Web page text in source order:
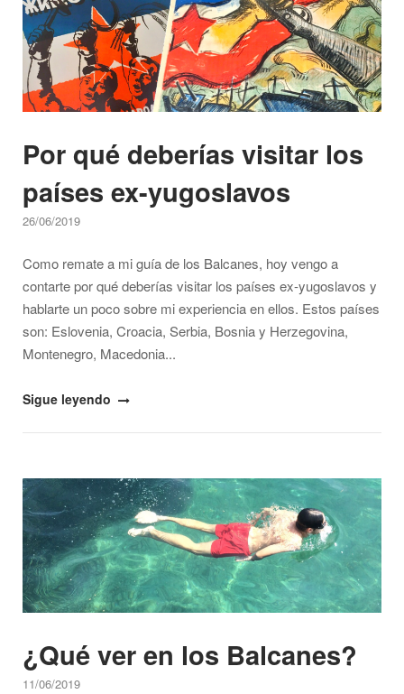
cirílico"
Por qué deberías visitar los
países ex-yugoslavos
26/06/2019
Como remate a mi guía de los Balcanes, hoy vengo a
contarte por qué deberías visitar los países ex-yugoslavos y
hablarte un poco sobre mi experiencia en ellos. Estos países
son: Eslovenia, Croacia, Serbia, Bosnia y Herzegovina,
Montenegro, Macedonia...
"Por
los
países
ex-
yugoslavos"
Sigue leyendo
Open post
¿Qué ver en los Balcanes?
11/06/2019